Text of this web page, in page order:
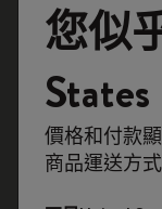
即刻
開番個
員
您似
States
價格和付款
商品運送方